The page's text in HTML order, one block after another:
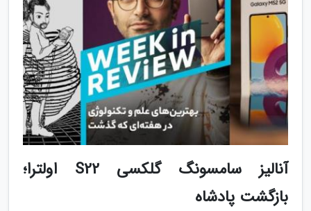
آنالیز سامسونگ گلکسی S22 اولترا؛
بازگشت پادشاه